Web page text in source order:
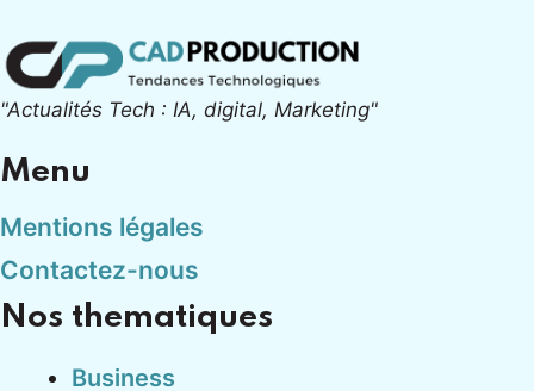
"Actualités Tech : IA, digital, Marketing"
Menu
Mentions légales
Contactez-nous
Nos thematiques
Business